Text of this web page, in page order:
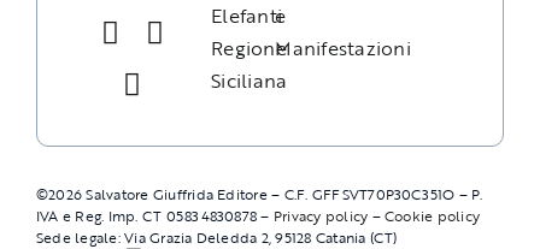
Elefanti
Regione
Siciliana
e
Manifestazioni
©2026Salvatore Giuffrida Editore – C.F. GFFSVT70P30C351O – P.
IVA e Reg. Imp. CT 05834830878 – Privacy policy –Cookie policy
Sede legale: Via Grazia Deledda 2, 95128 Catania (CT)